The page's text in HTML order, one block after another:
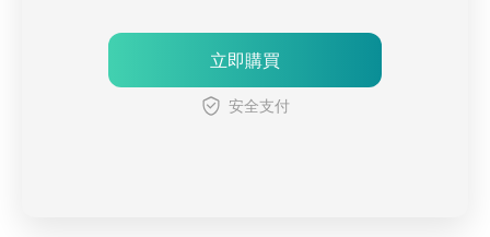
立即購買
安全支付